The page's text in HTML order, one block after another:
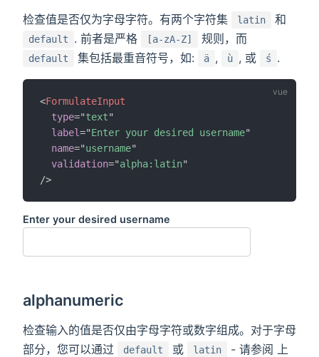
检查值是否仅为字母字符。有两个字符集 latin 和
default . 前者是严格 [a-zA-Z] 规则，而
default 集包括最重音符号，如: ä , ù , 或 ś .
<FormulateInput
type="text"
label="Enter your desired username"
name="username"
validation="alpha:latin"
/>
Enter your desired username
alphanumeric
检查输入的值是否仅由字母字符或数字组成。对于字母
部分，您可以通过
default 或 latin
- 请参阅 上